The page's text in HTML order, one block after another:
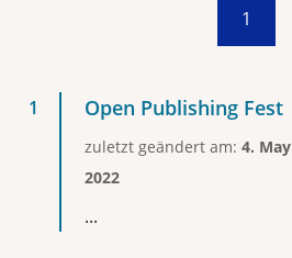
1
Open Publishing Fest
zuletzt geändert am: 4. May
2022
...